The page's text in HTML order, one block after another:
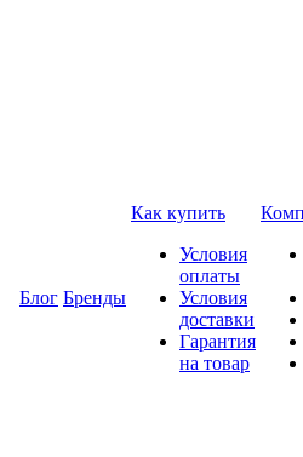
Блог Бренды
Как купить
Условия
оплаты
Условия
доставки
Гарантия
на товар